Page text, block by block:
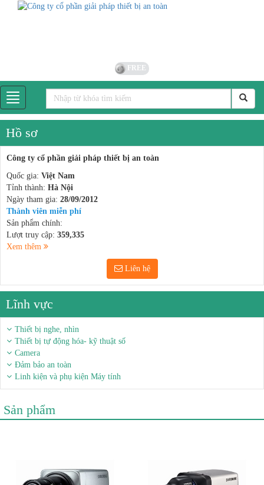
FREE
Hồ sơ
Công ty cổ phần giải pháp thiết bị an toàn
Quốc gia: Việt Nam
Tỉnh thành: Hà Nội
Ngày tham gia: 28/09/2012
Thành viên miễn phí
Sản phẩm chính:
Lượt truy cập: 359,335
Xem thêm
Liên hệ
Lĩnh vực
Thiết bị nghe, nhìn
Thiết bị tự động hóa- kỹ thuật số
Camera
Đảm bảo an toàn
Linh kiện và phụ kiện Máy tính
Sản phẩm